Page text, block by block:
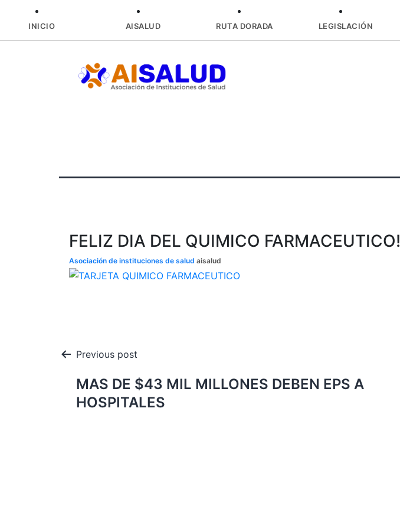
INICIO AISALUD RUTA DORADA LEGISLACIÓN
FELIZ DIA DEL QUIMICO FARMACEUTICO!
Asociación de instituciones de salud aisalud
Navegación
de
entradas
Previous post
MAS DE $43 MIL MILLONES DEBEN EPS A
HOSPITALES